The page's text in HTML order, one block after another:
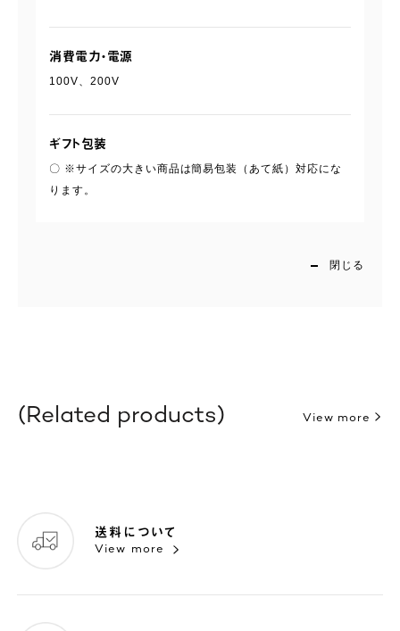
消費電力・電源
100V、200V
ギフト包装
〇 ※サイズの大きい商品は簡易包装（あて紙）対応にな
ります。
閉じる
Related products View more
送料について
View more